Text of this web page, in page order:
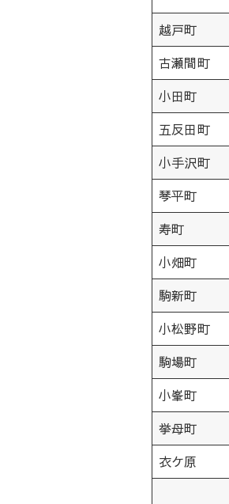
越戸町
古瀬間町
小田町
五反田町
小手沢町
琴平町
寿町
小畑町
駒新町
小松野町
駒場町
小峯町
挙母町
衣ケ原